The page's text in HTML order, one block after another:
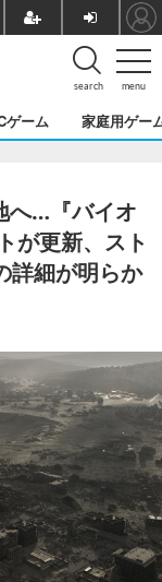
menu
search
ゲーム 家庭用ゲー
へ…『バイオ
が更新、スト
詳細が明らか